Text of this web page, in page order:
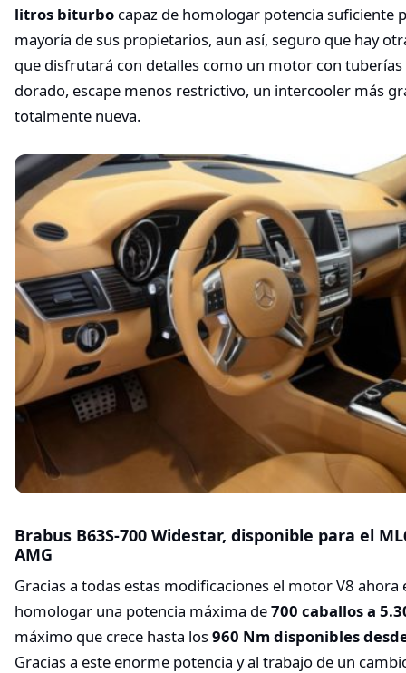
litros biturbo capaz de homologar potencia suficiente
mayoría de sus propietarios, aun así, seguro que hay
que disfrutará con detalles como un motor con tuberías
dorado, escape menos restrictivo, un intercooler más
totalmente nueva.
Brabus B63S-700 Widestar, disponible para el
AMG
Gracias a todas estas modificaciones el motor V8 ahora
homologar una potencia máxima de700 caballos a
máximo que crece hasta los960 Nm disponibles
Gracias a este enorme potencia y al trabajo de un